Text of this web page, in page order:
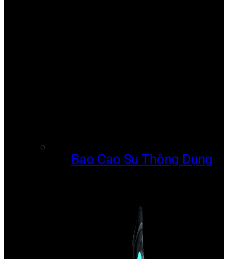
Bao Cao Su Thông Dụng